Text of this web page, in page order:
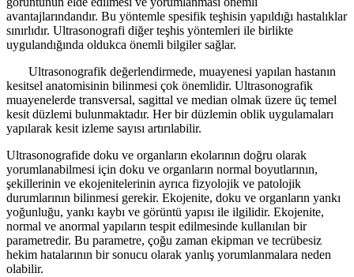
avantajlarındandır. Bu yöntemle spesifik teşhisin yapıldığı hastalıklar
sınırlıdır. Ultrasonografi diğer teşhis yöntemleri ile birlikte
uygulandığında oldukca önemli bilgiler sağlar.
Ultrasonografik değerlendirmede, muayenesi yapılan hastanın
kesitsel anatomisinin bilinmesi çok önemlidir. Ultrasonografik
muayenelerde transversal, sagittal ve median olmak üzere üç temel
kesit düzlemi bulunmaktadır. Her bir düzlemin oblik uygulamaları
yapılarak kesit izleme sayısı artırılabilir.
Ultrasonografide doku ve organların ekolarının doğru olarak
yorumlanabilmesi için doku ve organların normal boyutlarının,
şekillerinin ve ekojenitelerinin ayrıca fizyolojik ve patolojik
durumlarının bilinmesi gerekir. Ekojenite, doku ve organların yankı
yoğunluğu, yankı kaybı ve görüntü yapısı ile ilgilidir. Ekojenite,
normal ve anormal yapıların tespit edilmesinde kullanılan bir
parametredir. Bu parametre, çoğu zaman ekipman ve tecrübesiz
hekim hatalarının bir sonucu olarak yanlış yorumlanmalara neden
olabilir.